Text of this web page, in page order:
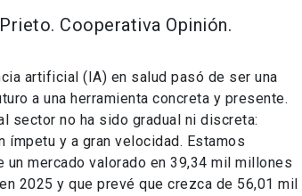
Cooperativa Opinión.
artificial (IA) en salud pasó de ser una
a una herramienta concreta y presente.
sector no ha sido gradual ni discreta:
ímpetu y a gran velocidad. Estamos
un mercado valorado en 39,34 mil millones
2025 y que prevé que crezca de 56,01 mil